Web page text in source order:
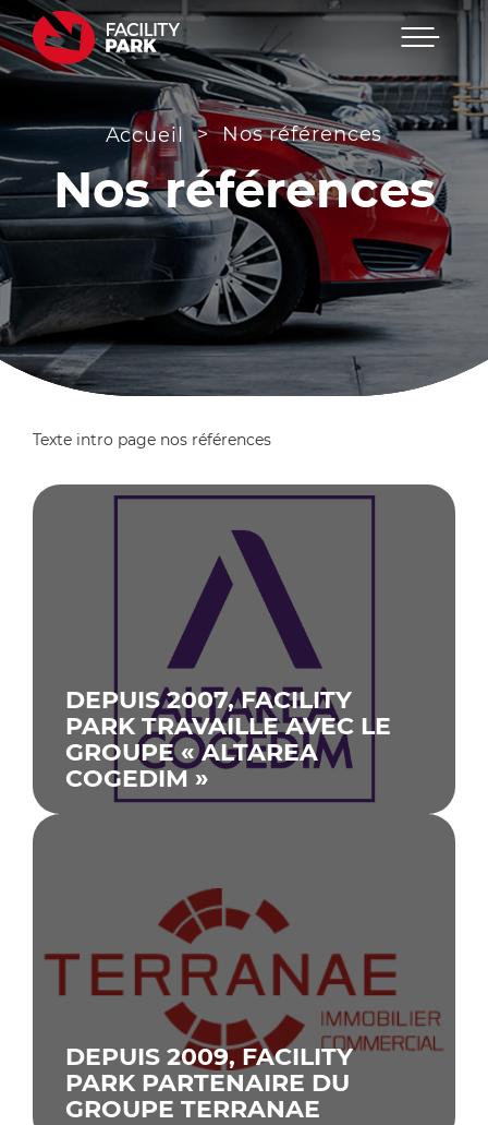
Passer
au
contenu
Accueil > Nos références
Nos références
Texte intro page nos références
DEPUIS 2007, FACILITY
PARK TRAVAILLE AVEC LE
GROUPE « ALTAREA
COGEDIM »
DEPUIS 2009, FACILITY
PARK PARTENAIRE DU
GROUPE TERRANAE
des